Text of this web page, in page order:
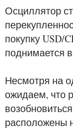
Осциллятор
покупку USD/
поднимается
Несмотря на
ожидаем, что
расположены